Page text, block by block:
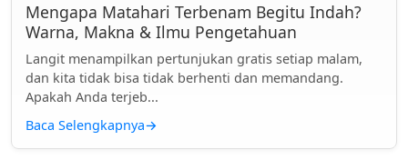
Mengapa Matahari Terbenam Begitu Indah?
Warna, Makna & Ilmu Pengetahuan
Langit menampilkan pertunjukan gratis setiap malam,
dan kita tidak bisa tidak berhenti dan memandang.
Apakah Anda terjeb...
Baca Selengkapnya→